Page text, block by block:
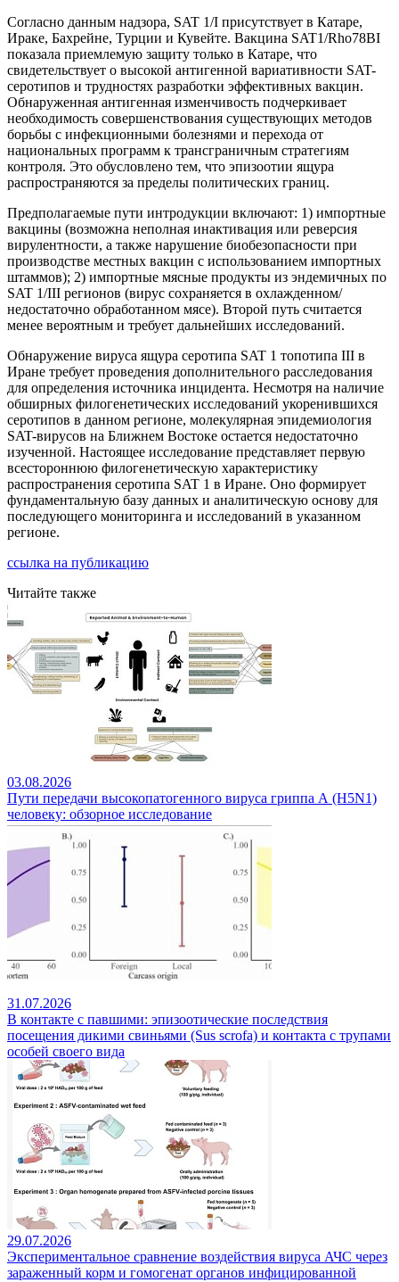
Согласно данным надзора, SAT 1/I присутствует в Катаре,
Ираке, Бахрейне, Турции и Кувейте. Вакцина SAT1/Rho78BI
показала приемлемую защиту только в Катаре, что
свидетельствует о высокой антигенной вариативности SAT-
серотипов и трудностях разработки эффективных вакцин.
Обнаруженная антигенная изменчивость подчеркивает
необходимость совершенствования существующих методов
борьбы с инфекционными болезнями и перехода от
национальных программ к трансграничным стратегиям
контроля. Это обусловлено тем, что эпизоотии ящура
распространяются за пределы политических границ.
Предполагаемые пути интродукции включают: 1) импортные
вакцины (возможна неполная инактивация или реверсия
вирулентности, а также нарушение биобезопасности при
производстве местных вакцин с использованием импортных
штаммов); 2) импортные мясные продукты из эндемичных по
SAT 1/III регионов (вирус сохраняется в охлажденном/
недостаточно обработанном мясе). Второй путь считается
менее вероятным и требует дальнейших исследований.
Обнаружение вируса ящура серотипа SAT 1 топотипа III в
Иране требует проведения дополнительного расследования
для определения источника инцидента. Несмотря на наличие
обширных филогенетических исследований укоренившихся
серотипов в данном регионе, молекулярная эпидемиология
SAT-вирусов на Ближнем Востоке остается недостаточно
изученной. Настоящее исследование представляет первую
всестороннюю филогенетическую характеристику
распространения серотипа SAT 1 в Иране. Оно формирует
фундаментальную базу данных и аналитическую основу для
последующего мониторинга и исследований в указанном
регионе.
ссылка на публикацию
Читайте также
03.08.2026
Пути передачи высокопатогенного вируса гриппа А (H5N1)
человеку: обзорное исследование
31.07.2026
В контакте с павшими: эпизоотические последствия
посещения дикими свиньями (Sus scrofa) и контакта с трупами
особей своего вида
29.07.2026
Экспериментальное сравнение воздействия вируса АЧС через
зараженный корм и гомогенат органов инфицированной